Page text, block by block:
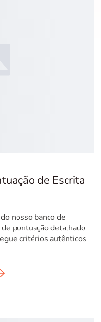
de Escrita
nosso banco de
pontuação detalhado
critérios autênticos